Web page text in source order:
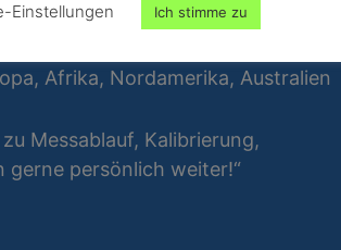
Afrika, Nordamerika, Australien
Messablauf, Kalibrierung,
gerne persönlich weiter!“
Einstellungen
Ich stimme zu